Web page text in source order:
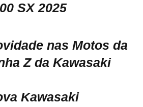
SX 2025
nas Motos da
Z da Kawasaki
Kawasaki